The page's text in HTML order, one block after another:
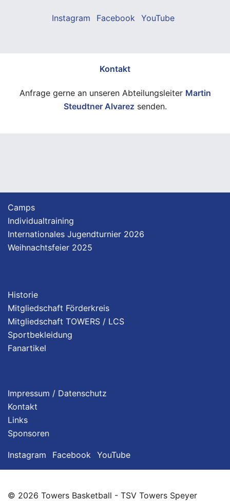
Instagram Facebook YouTube
Kontakt
Anfrage gerne an unseren Abteilungsleiter Martin
Steudtner Alvarez senden.
Camps
Individualtraining
Internationales Jugendturnier 2026
Weihnachtsfeier 2025
Historie
Mitgliedschaft Förderkreis
Mitgliedschaft TOWERS / LCS
Sportbekleidung
Fanartikel
Impressum / Datenschutz
Kontakt
Links
Sponsoren
Instagram Facebook YouTube
© 2026 Towers Basketball - TSV Towers Speyer